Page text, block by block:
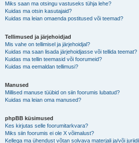
Miks saan ma otsingu vastuseks tühja lehe?
Kuidas ma otsin kasutajaid?
Kuidas ma leian omaenda postitused või teemad?
Tellimused ja järjehoidjad
Mis vahe on tellimisel ja järjehoidjal?
Kuidas ma saan lisada järjehoidjasse või tellida teemat?
Kuidas ma tellin teemasid või foorumeid?
Kuidas ma eemaldan tellimusi?
Manused
Millised manuse tüübid on siin foorumis lubatud?
Kuidas ma leian oma manused?
phpBB küsimused
Kes kirjutas selle foorumitarkvara?
Miks siin foorumis ei ole X võimalust?
Kellega ma ühendust võtan solvava materjali ja/või